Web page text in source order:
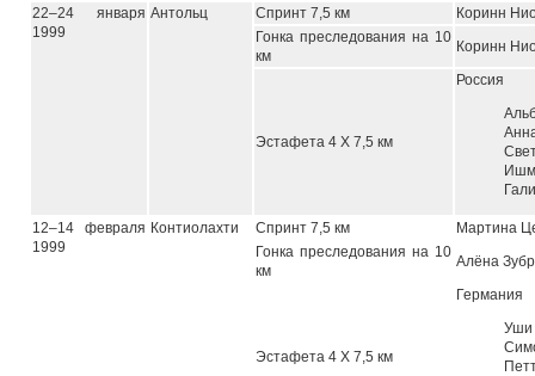
22–24 января
1999
Антольц Спринт 7,5 км
Коринн
Гонка преследования на 10
км
Коринн
Эстафета 4 Х 7,5 км
Россия
12–14 февраля
1999
Контиолахти Спринт 7,5 км
Мартина
Гонка преследования на 10
км
Алёна
Эстафета 4 Х 7,5 км
Германия
Уши